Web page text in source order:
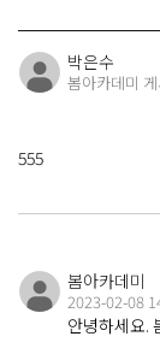
박은수
봄아카데미
555
봄아카데미
2023-02-08
안녕하세요.